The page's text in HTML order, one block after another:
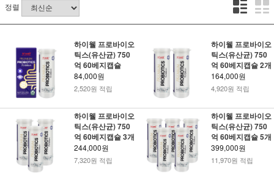
정렬
하이웰 프로바이오
틱스(유산균) 750
억 60베지캡슐
84,000원
2,520원 적립
하이웰 프로바이오
틱스(유산균) 750
억 60베지캡슐 2개
164,000원
4,920원 적립
하이웰 프로바이오
틱스(유산균) 750
억 60베지캡슐 3개
244,000원
7,320원 적립
하이웰 프로바이오
틱스(유산균) 750
억 60베지캡슐 5개
399,000원
11,970원 적립